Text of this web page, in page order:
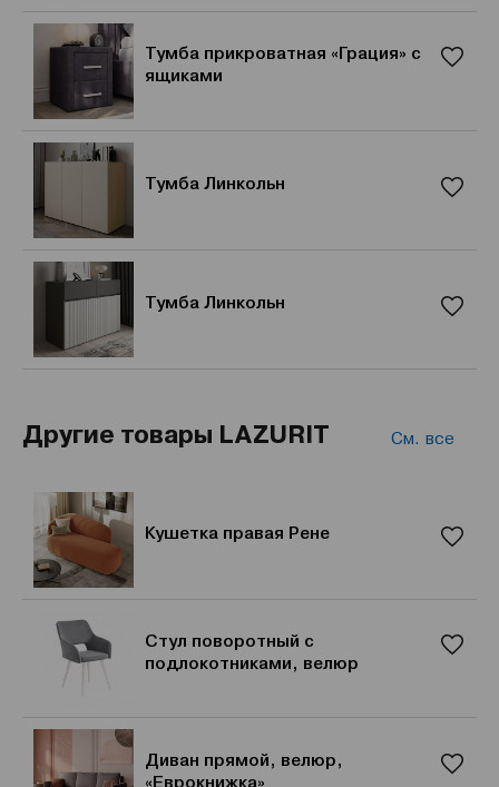
Тумба прикроватная «Грация» с
ящиками
Тумба Линкольн
Тумба Линкольн
Другие товары LAZURIT См. все
Кушетка правая Рене
Стул поворотный с
подлокотниками, велюр
Диван прямой, велюр,
«Еврокнижка»